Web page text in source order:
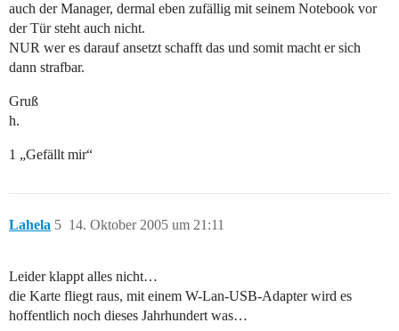
auch der Manager, dermal eben zufällig mit seinem Notebook vor
der Tür steht auch nicht.
NUR wer es darauf ansetzt schafft das und somit macht er sich
dann strafbar.
Gruß
h.
1 „Gefällt mir“
Lahela 14. Oktober 2005 um 21:11
5
Leider klappt alles nicht…
die Karte fliegt raus, mit einem W-Lan-USB-Adapter wird es
hoffentlich noch dieses Jahrhundert was…